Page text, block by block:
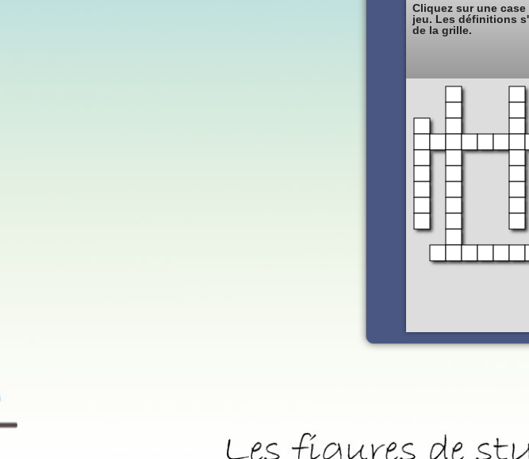
Cliquez sur une
jeu. Les définitions
de la grille.